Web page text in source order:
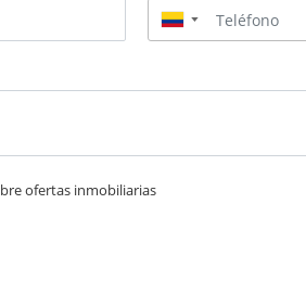
▼
ofertas inmobiliarias